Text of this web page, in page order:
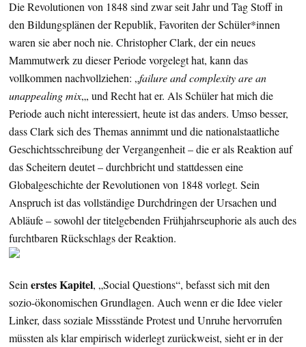
Die Revolutionen von 1848 sind zwar seit Jahr und Tag Stoff in
den Bildungsplänen der Republik, Favoriten der Schüler*innen
waren sie aber noch nie. Christopher Clark, der ein neues
Mammutwerk zu dieser Periode vorgelegt hat, kann das
vollkommen nachvollziehen: „failure and complexity are an
unappealing mix„, und Recht hat er. Als Schüler hat mich die
Periode auch nicht interessiert, heute ist das anders. Umso besser,
dass Clark sich des Themas annimmt und die nationalstaatliche
Geschichtsschreibung der Vergangenheit – die er als Reaktion auf
das Scheitern deutet – durchbricht und stattdessen eine
Globalgeschichte der Revolutionen von 1848 vorlegt. Sein
Anspruch ist das vollständige Durchdringen der Ursachen und
Abläufe – sowohl der titelgebenden Frühjahrseuphorie als auch des
furchtbaren Rückschlags der Reaktion.
Sein erstes Kapitel, „Social Questions“, befasst sich mit den
sozio-ökonomischen Grundlagen. Auch wenn er die Idee vieler
Linker, dass soziale Missstände Protest und Unruhe hervorrufen
müssten als klar empirisch widerlegt zurückweist, sieht er in der